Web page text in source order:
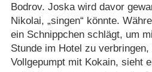
Bodrov. Joska wird davor
Nikolai, „singen“ könnte.
ein Schnippchen schlägt, um
Stunde im Hotel zu
Vollgepumpt mit Kokain, sieht